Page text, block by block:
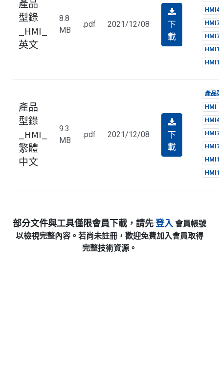
產品
型錄
_HMI_
英文
8.8
MB
.pdf 2021/12/08
下
載
產品
型錄
_HMI_
繁體
中文
9.3
MB
.pdf 2021/12/08
下
載
產品
HMI
部分文件與工具僅限會員下載，請先登入 會員帳號
以檢視完整內容。若尚未註冊，歡迎免費加入會員取得
完整技術資源。